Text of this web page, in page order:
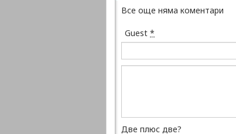
Все още няма коментари
Guest *
Две плюс две?